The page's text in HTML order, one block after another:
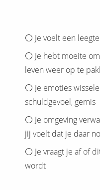
⚪️ Je voelt een
⚪️ Je hebt moeite
leven weer op te
⚪️ Je emoties
schuldgevoel, gemis
⚪️ Je omgeving
jij voelt dat je daar
⚪️ Je vraagt je af of
wordt